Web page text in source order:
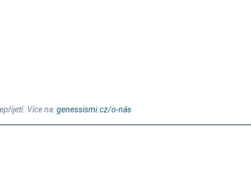
Více na:genessismi.cz/o-nás